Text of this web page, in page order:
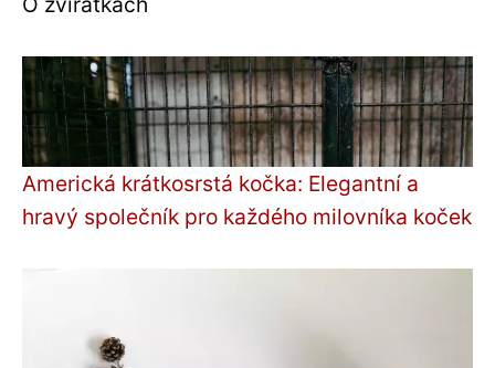
Americká krátkosrstá kočka: Elegantní a
hravý společník pro každého milovníka koček